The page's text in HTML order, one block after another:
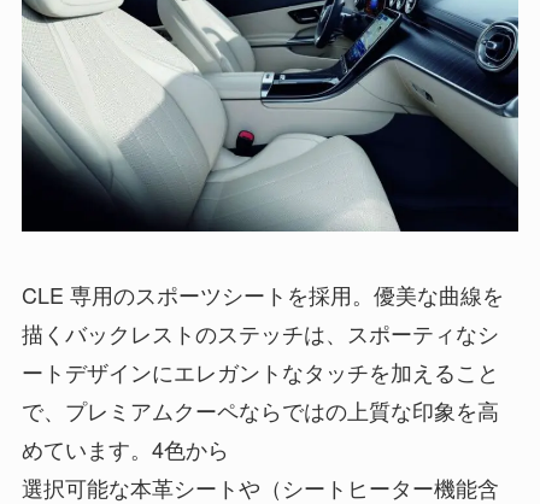
CLE 専用のスポーツシートを採用。優美な曲線を
描くバックレストのステッチは、スポーティなシ
ートデザインにエレガントなタッチを加えること
で、プレミアムクーペならではの上質な印象を高
めています。4色から
選択可能な本革シートや（シートヒーター機能含